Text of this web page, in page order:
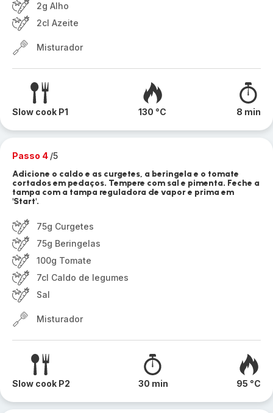
2g Alho
2cl Azeite
Misturador
Slow cook P1 130 °C 8 min
Passo 4 /5
Adicione o caldo e as curgetes, a beringela e o tomate
cortados em pedaços. Tempere com sal e pimenta. Feche a
tampa com a tampa reguladora de vapor e prima em
'Start'.
75g Curgetes
75g Beringelas
100g Tomate
7cl Caldo de legumes
Sal
Misturador
Slow cook P2 30 min 95 °C